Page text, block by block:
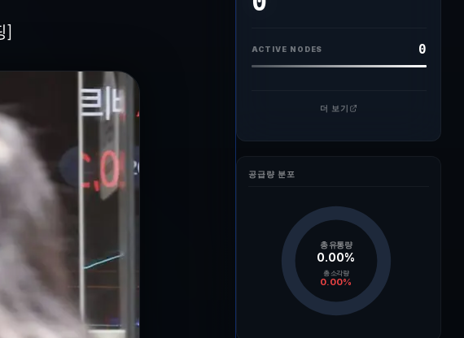
]
ACTIVE NODES 0
더 보기
공급량 분포
총 유통량
0.00%
총 소각량
0.00%